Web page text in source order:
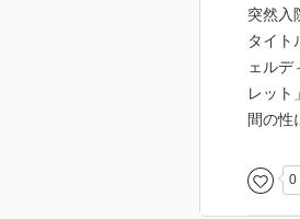
突然入
タイト
ェル
レット
間の性
0